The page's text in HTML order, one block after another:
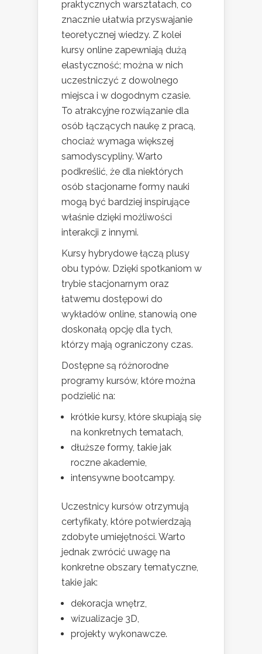
praktycznych warsztatach, co
znacznie ułatwia przyswajanie
teoretycznej wiedzy. Z kolei
kursy online zapewniają dużą
elastyczność; można w nich
uczestniczyć z dowolnego
miejsca i w dogodnym czasie.
To atrakcyjne rozwiązanie dla
osób łączących naukę z pracą,
chociaż wymaga większej
samodyscypliny. Warto
podkreślić, że dla niektórych
osób stacjonarne formy nauki
mogą być bardziej inspirujące
właśnie dzięki możliwości
interakcji z innymi.
Kursy hybrydowe łączą plusy
obu typów. Dzięki spotkaniom w
trybie stacjonarnym oraz
łatwemu dostępowi do
wykładów online, stanowią one
doskonałą opcję dla tych,
którzy mają ograniczony czas.
Dostępne są różnorodne
programy kursów, które można
podzielić na:
krótkie kursy, które skupiają się
na konkretnych tematach,
dłuższe formy, takie jak
roczne akademie,
intensywne bootcampy.
Uczestnicy kursów otrzymują
certyfikaty, które potwierdzają
zdobyte umiejętności. Warto
jednak zwrócić uwagę na
konkretne obszary tematyczne,
takie jak:
dekoracja wnętrz,
wizualizacje 3D,
projekty wykonawcze.